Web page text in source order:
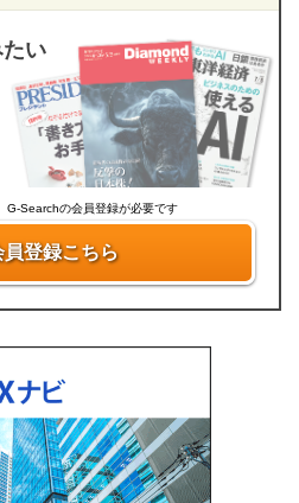
い
G-Searchの会員登録が必要です
員登録こちら